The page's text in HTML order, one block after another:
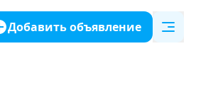
Добавить объявление